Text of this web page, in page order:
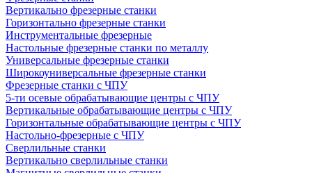
Вертикально фрезерные станки
Горизонтально фрезерные станки
Инструментальные фрезерные
Настольные фрезерные станки по металлу
Универсальные фрезерные станки
Широкоуниверсальные фрезерные станки
Фрезерные станки с ЧПУ
5-ти осевые обрабатывающие центры с ЧПУ
Вертикальные обрабатывающие центры с ЧПУ
Горизонтальные обрабатывающие центры с ЧПУ
Настольно-фрезерные с ЧПУ
Сверлильные станки
Вертикально сверлильные станки